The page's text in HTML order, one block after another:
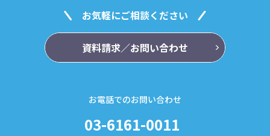
お気軽にご相談ください
資料請求／お問い合わせ
お電話でのお問い合わせ
03-6161-0011